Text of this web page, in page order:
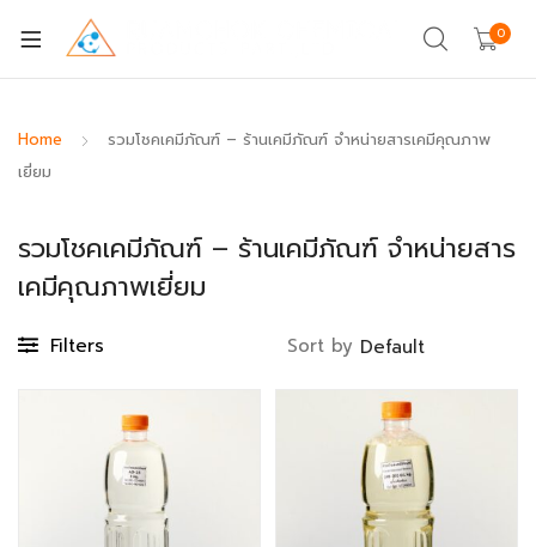
0
Home
รวมโชคเคมีภัณฑ์ – ร้านเคมีภัณฑ์ จำหน่ายสารเคมีคุณภาพ
เยี่ยม
รวมโชคเคมีภัณฑ์ – ร้านเคมีภัณฑ์ จำหน่ายสาร
เคมีคุณภาพเยี่ยม
Filters Sort by